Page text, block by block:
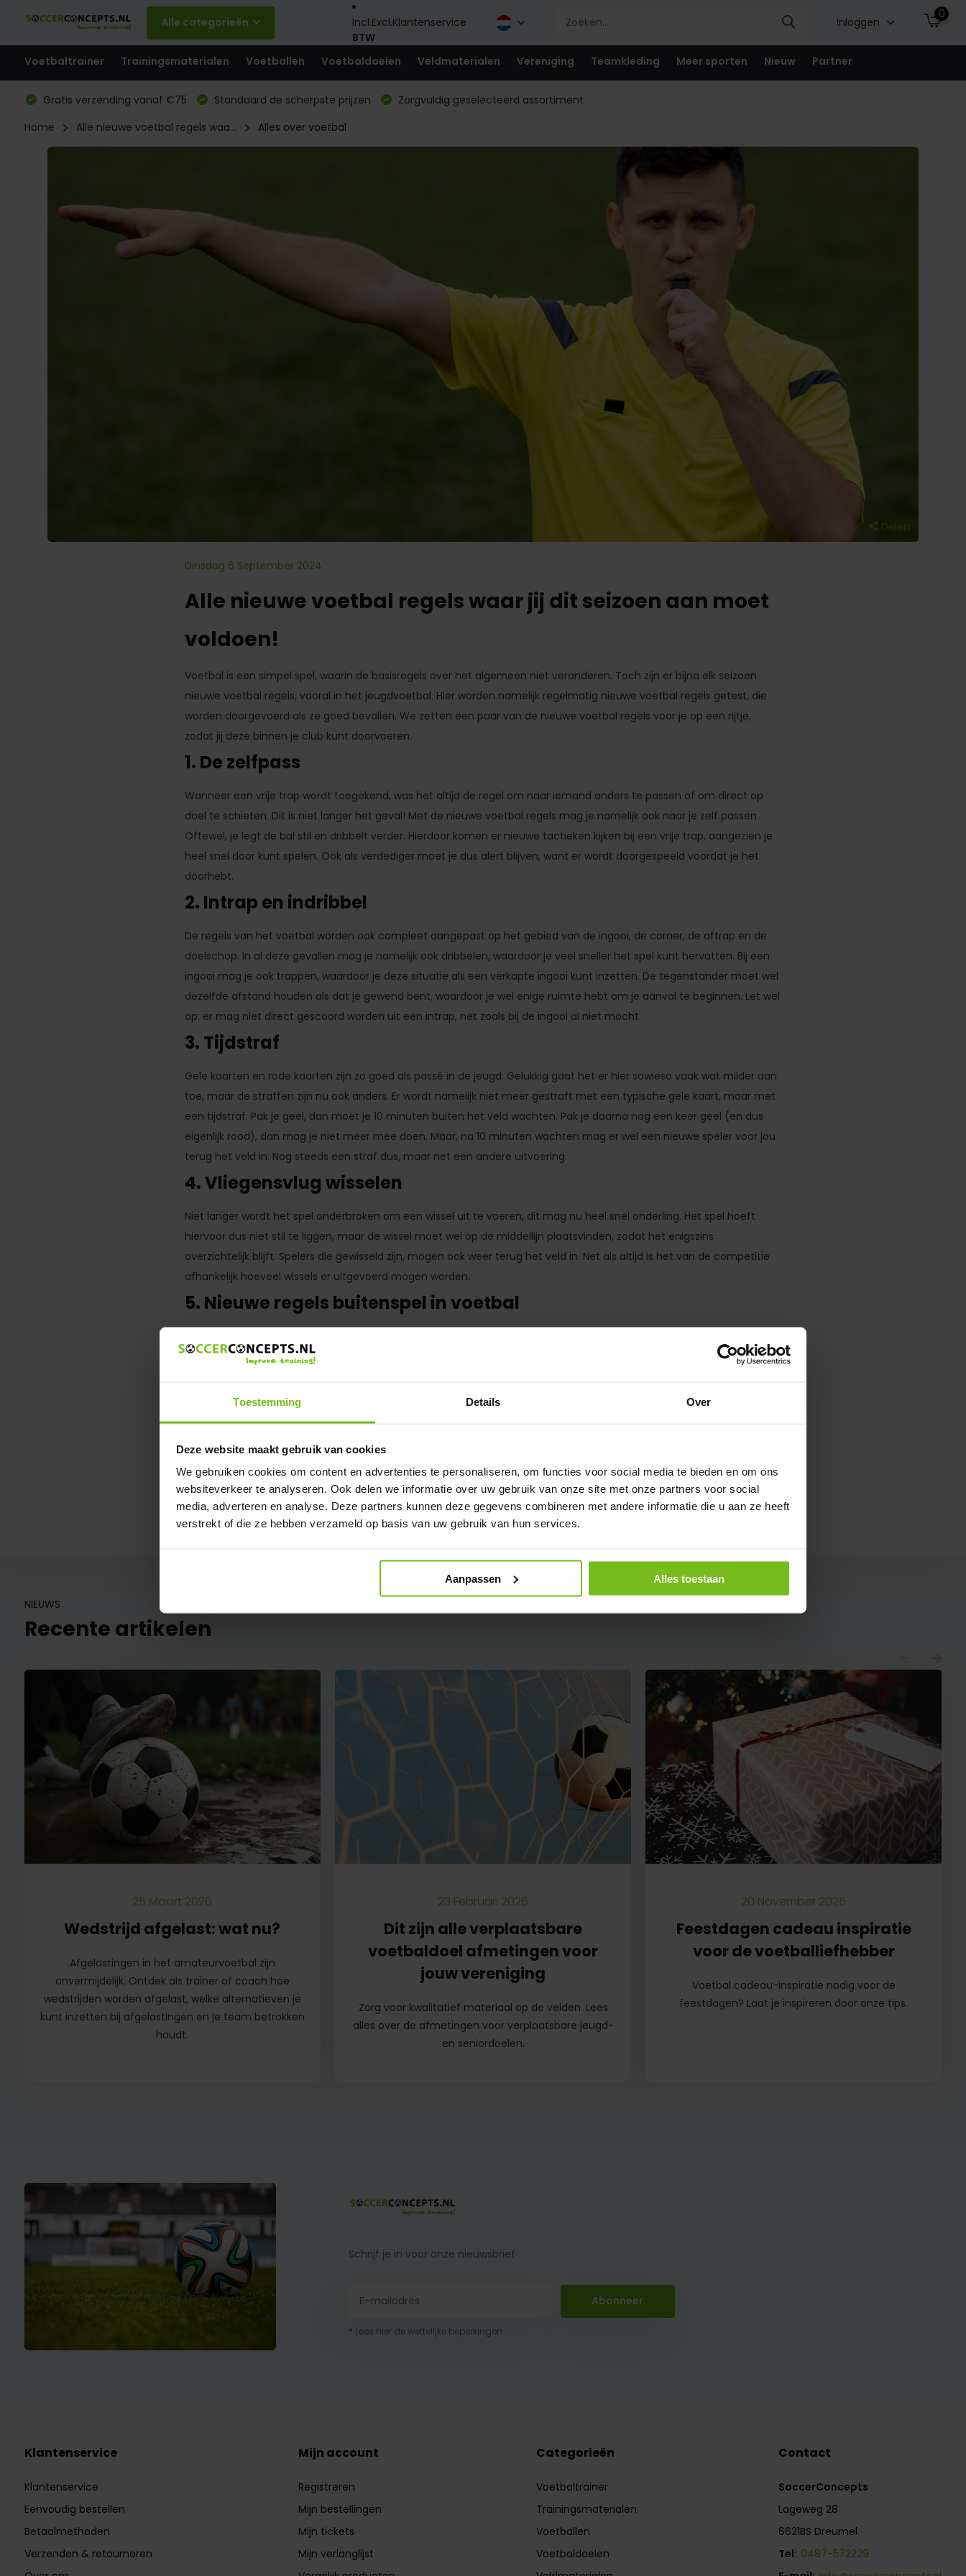
Toestemming Details Over
Deze website maakt gebruik van cookies
We gebruiken cookies om content en advertenties te personaliseren, om functies voor social media te bieden en om ons
websiteverkeer te analyseren. Ook delen we informatie over uw gebruik van onze site met onze partners voor social
media, adverteren en analyse. Deze partners kunnen deze gegevens combineren met andere informatie die u aan ze heeft
verstrekt of die ze hebben verzameld op basis van uw gebruik van hun services.
Aanpassen Alles toestaan
Alle categorieën Incl.Excl.
BTW
Klantenservice Inloggen
0
Voetbaltrainer Trainingsmaterialen Voetballen Voetbaldoelen Veldmaterialen Vereniging Teamkleding Meer sporten Nieuw Partner
Gratis verzending vanaf €75 Standaard de scherpste prijzen
Zorgvuldig geselecteerd assortiment
Home
Alle nieuwe voetbal regels waa... Alles over voetbal
Delen
Dinsdag 6 September 2024
Alle nieuwe voetbal regels waar jij dit seizoen aan moet
voldoen!
Voetbal is een simpel spel, waarin de basisregels over het algemeen niet veranderen. Toch zijn er bijna elk seizoen
nieuwe voetbal regels, vooral in het jeugdvoetbal. Hier worden namelijk regelmatig nieuwe voetbal regels getest, die
worden doorgevoerd als ze goed bevallen. We zetten een paar van de nieuwe voetbal regels voor je op een rijtje,
zodat jij deze binnen je club kunt doorvoeren.
1. De zelfpass
Wanneer een vrije trap wordt toegekend, was het altijd de regel om naar iemand anders te passen of om direct op
doel te schieten. Dit is niet langer het geval! Met de nieuwe voetbal regels mag je namelijk ook naar je zelf passen.
Oftewel, je legt de bal stil en dribbelt verder. Hierdoor komen er nieuwe tactieken kijken bij een vrije trap, aangezien je
heel snel door kunt spelen. Ook als verdediger moet je dus alert blijven, want er wordt doorgespeeld voordat je het
doorhebt.
2. Intrap en indribbel
De regels van het voetbal worden ook compleet aangepast op het gebied van de ingooi, de corner, de aftrap en de
doelschop. In al deze gevallen mag je namelijk ook dribbelen, waardoor je veel sneller het spel kunt hervatten. Bij een
ingooi mag je ook trappen, waardoor je deze situatie als een verkapte ingooi kunt inzetten. De tegenstander moet wel
dezelfde afstand houden als dat je gewend bent, waardoor je wel enige ruimte hebt om je aanval te beginnen. Let wel
op: er mag niet direct gescoord worden uit een intrap, net zoals bij de ingooi al niet mocht.
3. Tijdstraf
Gele kaarten en rode kaarten zijn zo goed als passé in de jeugd. Gelukkig gaat het er hier sowieso vaak wat milder aan
toe, maar de straffen zijn nu ook anders. Er wordt namelijk niet meer gestraft met een typische gele kaart, maar met
een tijdstraf. Pak je geel, dan moet je 10 minuten buiten het veld wachten. Pak je daarna nog een keer geel (en dus
eigenlijk rood), dan mag je niet meer mee doen. Maar, na 10 minuten wachten mag er wel een nieuwe speler voor jou
terug het veld in. Nog steeds een straf dus, maar net een andere uitvoering.
4. Vliegensvlug wisselen
Niet langer wordt het spel onderbroken om een wissel uit te voeren, dit mag nu heel snel onderling. Het spel hoeft
hiervoor dus niet stil te liggen, maar de wissel moet wel op de middellijn plaatsvinden, zodat het enigszins
overzichtelijk blijft. Spelers die gewisseld zijn, mogen ook weer terug het veld in. Net als altijd is het van de competitie
afhankelijk hoeveel wissels er uitgevoerd mogen worden.
5. Nieuwe regels buitenspel in voetbal
de komst van de videoscheidsrechter is hier veel gedoe over geweest: wanneer is iets wel en wanneer is iets niet
volledig onder controle heeft. Is er sprake van een per ongeluk aanraking zonder persoonlijk gevolg, dan staat de
Welke voetbal regels worden meegenomen?
Het is elk seizoen een vraag welke voetbal regels meegenomen worden en gepromoveerd worden naar een
algemene voetbal regel. Speel jij dit seizoen met de nieuwe regels, dan zijn wij erg benieuwd wat jij ervan vindt. Werken
deze regels, of niet?
NIEUWS
Recente artikelen
25 Maart 2026
Wedstrijd afgelast: wat nu?
Afgelastingen in het amateurvoetbal zijn
onvermijdelijk. Ontdek als trainer of coach hoe
wedstrijden worden afgelast, welke alternatieven je
kunt inzetten bij afgelastingen en je team betrokken
houdt.
23 Februari 2026
Dit zijn alle verplaatsbare
voetbaldoel afmetingen voor
jouw vereniging
Zorg voor kwalitatief materiaal op de velden. Lees
alles over de afmetingen voor verplaatsbare jeugd-
en seniordoelen.
20 November 2025
Feestdagen cadeau inspiratie
voor de voetballiefhebber
Voetbal cadeau-inspiratie nodig voor de
feestdagen? Laat je inspireren door onze tips.
Schrijf je in voor onze nieuwsbrief
Abonneer
* Lees hier de wettelijke beperkingen
Klantenservice
Klantenservice
Eenvoudig bestellen
Betaalmethoden
Verzenden & retourneren
Mijn account
Registreren
Mijn bestellingen
Mijn tickets
Mijn verlanglijst
Categorieën
Voetbaltrainer
Trainingsmaterialen
Voetballen
Voetbaldoelen
Contact
SoccerConcepts
Lageweg 28
6621BS Dreumel
Tel: 0487-572229